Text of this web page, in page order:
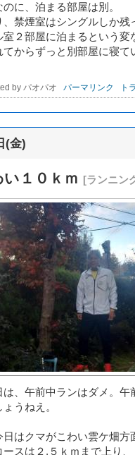
に、泊まる部屋は別。
禁煙室はシングルしか残
２部屋に泊まるという変
からずっと別部屋に寝て
by パオパオ パーマリンク ト
(金)
１０ｋｍ [ランニン
、午前中ランはダメ。午
うねえ。
はクマがこわい雲ケ畑方
スは２.５ｋｍまで上り